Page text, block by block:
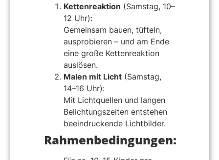
Kettenreaktion (Samstag, 10–
12 Uhr):
Gemeinsam bauen, tüfteln,
ausprobieren – und am Ende
eine große Kettenreaktion
auslösen.
Malen mit Licht (Samstag,
14–16 Uhr):
Mit Lichtquellen und langen
Belichtungszeiten entstehen
beeindruckende Lichtbilder.
Rahmenbedingungen: